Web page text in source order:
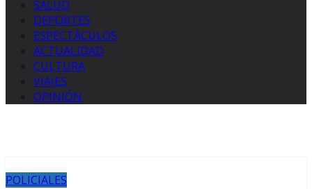
SALUD
DEPORTES
ESPECTÁCULOS
ACTUALIDAD
CULTURA
VIAJES
OPINIÓN
POLICIALES